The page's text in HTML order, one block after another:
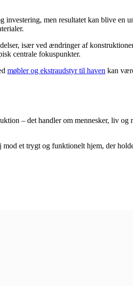
men resultatet kan blive en
især ved ændringer af
centrale fokuspunkter.
møbler og ekstraudstyr til haven kan
– det handler om mennesker, liv og
et trygt og funktionelt hjem, der